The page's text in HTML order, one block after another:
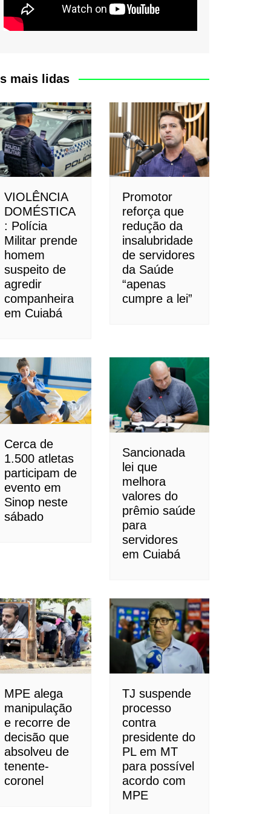
mais lidas
VIOLÊNCIA
DOMÉSTICA
: Polícia
Militar prende
homem
suspeito de
agredir
companheira
em Cuiabá
Promotor
reforça que
redução da
insalubridade
de servidores
da Saúde
“apenas
cumpre a lei”
Cerca de
1.500 atletas
participam de
evento em
Sinop neste
sábado
Sancionada
lei que
melhora
valores do
prêmio saúde
para
servidores
em Cuiabá
MPE alega
manipulação
e recorre de
decisão que
absolveu de
tenente-
coronel
TJ suspende
processo
contra
presidente do
PL em MT
para possível
acordo com
MPE